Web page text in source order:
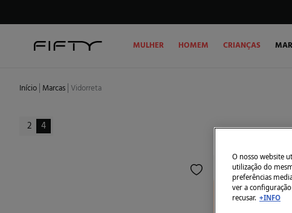
MULHER HOMEM CRIANÇAS
Início Marcas Vidorreta
2 4
O nosso website
utilização do
preferências
ver a
recusar. +INFO